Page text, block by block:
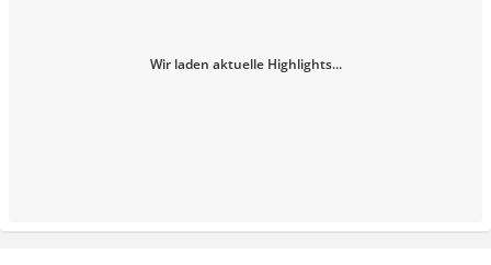
Wir laden aktuelle Highlights...